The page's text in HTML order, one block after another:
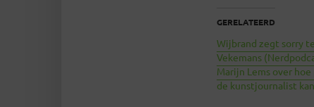
GERELATEERD
Wijbrand zegt sorry
Vekemans
Marijn Lems over
de kunstjournalist